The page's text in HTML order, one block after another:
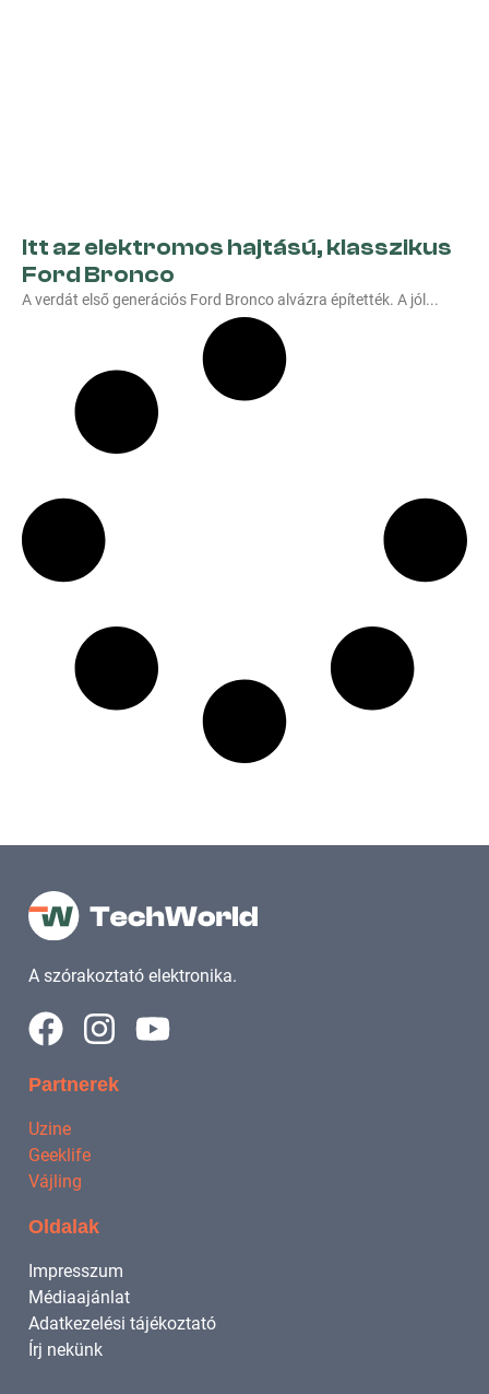
Itt az elektromos hajtású, klasszikus
Ford Bronco
A verdát első generációs Ford Bronco alvázra építették. A jól
A szórakoztató elektronika.
Partnerek
Uzine
Geeklife
Vájling
Oldalak
Impresszum
Médiaajánlat
Adatkezelési tájékoztató
Írj nekünk